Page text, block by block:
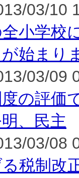
03/10
小学校
が始まり
03/09
の評価
、民主
03/08
税制改